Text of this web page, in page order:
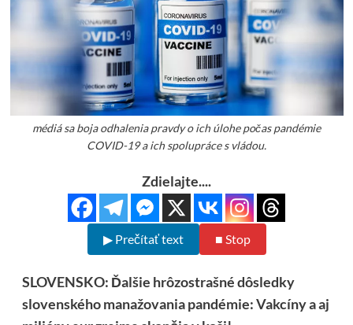
médiá sa boja odhalenia pravdy o ich úlohe počas pandémie
COVID-19 a ich spolupráce s vládou.
Zdielajte....
▶ Prečítať text ■ Stop
SLOVENSKO: Ďalšie hrôzostrašné dôsledky
slovenského manažovania pandémie: Vakcíny a aj